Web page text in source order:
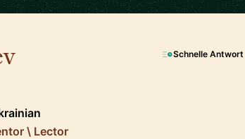
Schnelle Antwort
\ Lector